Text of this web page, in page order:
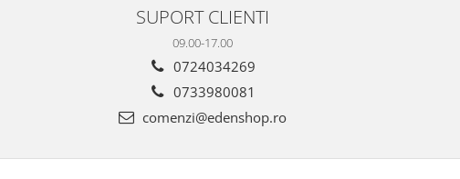
SUPORT CLIENTI
09.00-17.00
0724034269
0733980081
comenzi@edenshop.ro